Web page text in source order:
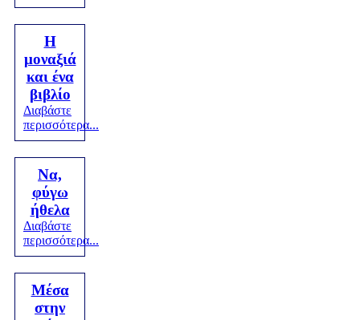
Η
μοναξιά
και ένα
βιβλίο
Διαβάστε
περισσότερα...
Να,
φύγω
ήθελα
Διαβάστε
περισσότερα...
Μέσα
στην